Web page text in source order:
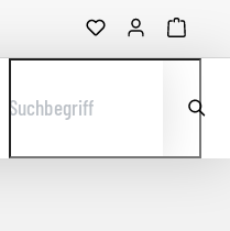
Suchbegriff